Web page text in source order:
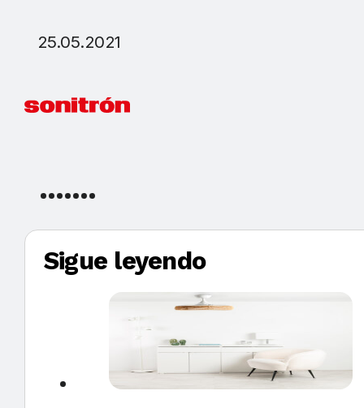
25.05.2021
Sigue leyendo